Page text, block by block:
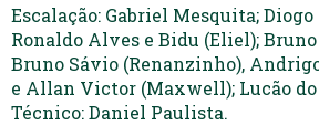
Escalação: Gabriel Mesquita;
Ronaldo Alves e Bidu (Eliel);
Bruno Sávio (Renanzinho),
e Allan Victor (Maxwell); Lucão do
Técnico: Daniel Paulista.